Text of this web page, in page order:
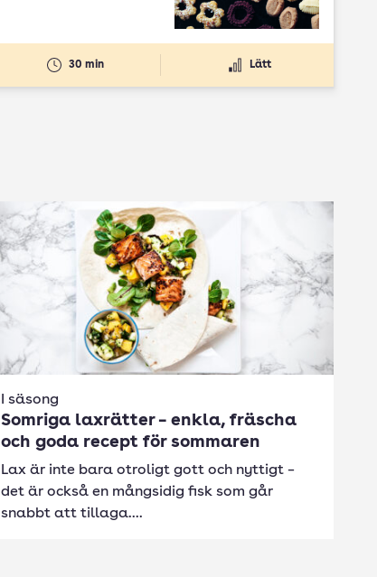
30 min Lätt
I säsong
Somriga laxrätter – enkla, fräscha
och goda recept för sommaren
Lax är inte bara otroligt gott och nyttigt –
det är också en mångsidig fisk som går
snabbt att tillaga....